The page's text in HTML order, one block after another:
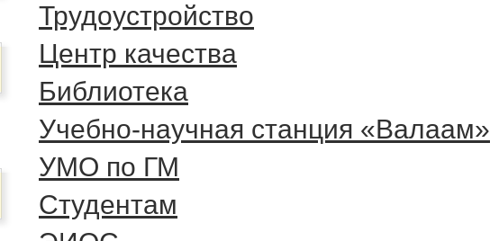
Трудоустройство
Центр качества
Библиотека
Учебно-научная станция «Валаам»
УМО по ГМ
Студентам